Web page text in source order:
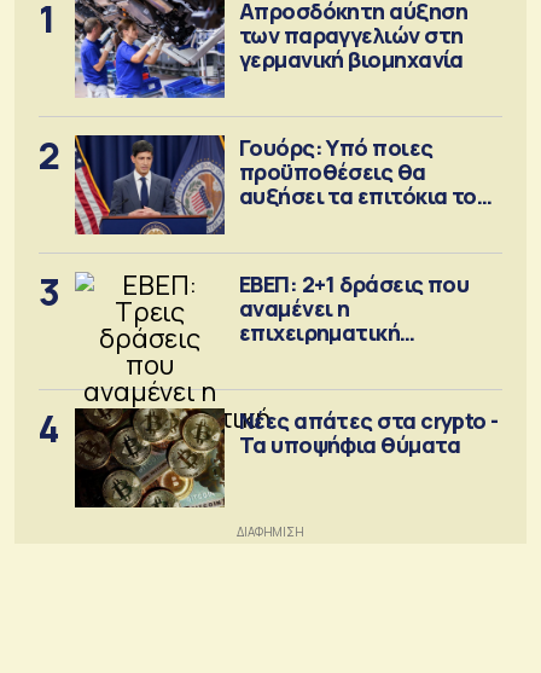
1
Απροσδόκητη αύξηση
των παραγγελιών στη
γερμανική βιομηχανία
2
Γουόρς: Υπό ποιες
προϋποθέσεις θα
αυξήσει τα επιτόκια τον
3
ΕΒΕΠ: 2+1 δράσεις που
αναμένει η
επιχειρηματική
4
Νέες απάτες στα crypto -
Τα υποψήφια θύματα